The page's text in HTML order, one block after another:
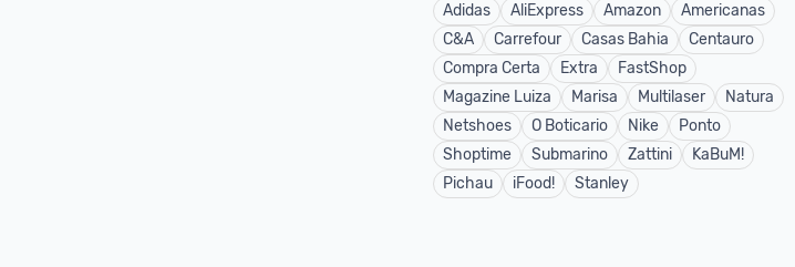
Adidas AliExpress Amazon
Americanas
C&A
Carrefour Casas Bahia
Centauro
Compra Certa
Extra
FastShop
Magazine Luiza
Marisa Multilaser
Natura
Netshoes
O Boticario Nike
Ponto
Shoptime
Submarino Zattini
KaBuM!
Pichau
iFood! Stanley